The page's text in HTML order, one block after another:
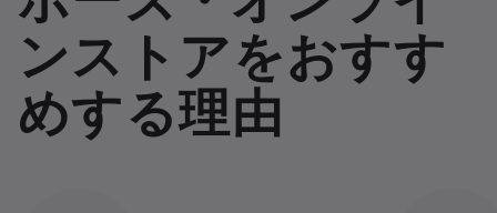
ンストアをおすす
めする理由